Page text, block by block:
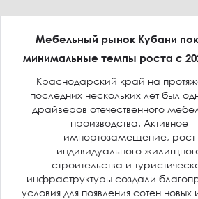
Мебельный рынок Кубани
минимальные темпы роста с
Краснодарский край на
последних нескольких лет был
драйверов отечественного
производства. Активное
импортозамещение, рост
индивидуального
строительства и
инфраструктуры создали
условия для появления сотен новых